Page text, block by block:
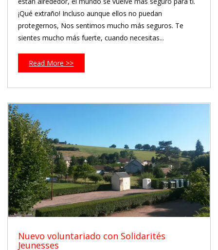
¡Qué extraño! Incluso aunque ellos no puedan
protegernos, Nos sentimos mucho más seguros. Te
sientes mucho más fuerte, cuando necesitas...
Read More >>
Nuevo voluntariado con Solidarités
Jeunesses